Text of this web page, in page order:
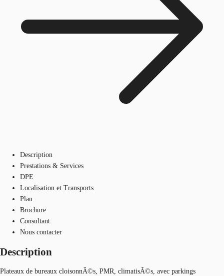
Description
Prestations & Services
DPE
Localisation et Transports
Plan
Brochure
Consultant
Nous contacter
Description
Plateaux de bureaux cloisonnÃ©s, PMR, climatisÃ©s, avec parkings